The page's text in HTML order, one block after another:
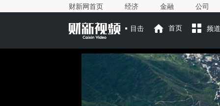
财新网首页 经济 金融 公司
目击 首页 频道